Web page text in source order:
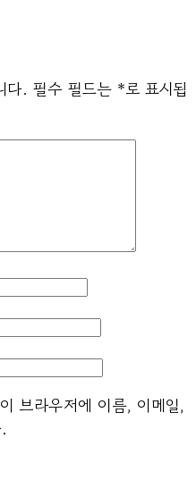
다. 필수 필드는 *로 표시됩
브라우저에 이름, 이메일,